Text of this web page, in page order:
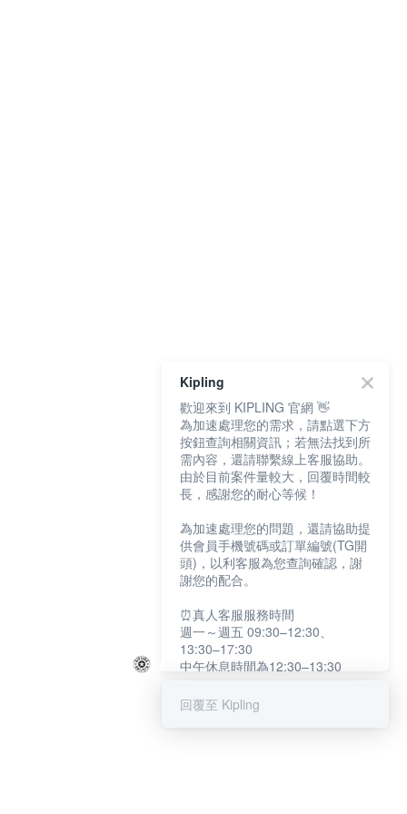
Kipling
歡迎來到 KIPLING 官網 👋
為加速處理您的需求，請點選下方
按鈕查詢相關資訊；若無法找到所
需內容，還請聯繫線上客服協助。
由於目前案件量較大，回覆時間較
長，感謝您的耐心等候！
為加速處理您的問題，還請協助提
供會員手機號碼或訂單編號(TG開
頭)，以利客服為您查詢確認，謝
謝您的配合。
⏰真人客服服務時間
週一～週五 09:30–12:30、
13:30–17:30
中午休息時間為12:30–13:30
提醒您：系統會自動已讀訊息，如
回覆至 Kipling